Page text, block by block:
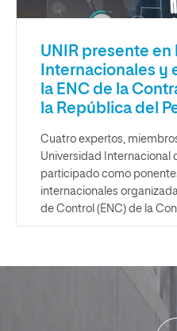
UNIR presente en
Internacionales y
la ENC de la
la República del
Cuatro expertos,
Universidad Internacional
participado como
internacionales
de Control (ENC) de la